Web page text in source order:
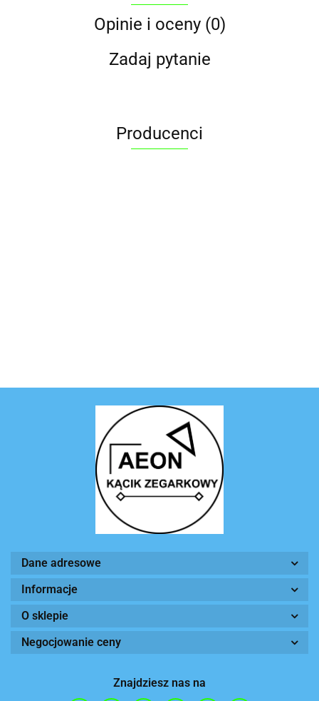
Opinie i oceny (0)
Zadaj pytanie
Producenci
Dane adresowe
Informacje
O sklepie
Negocjowanie ceny
Znajdziesz nas na